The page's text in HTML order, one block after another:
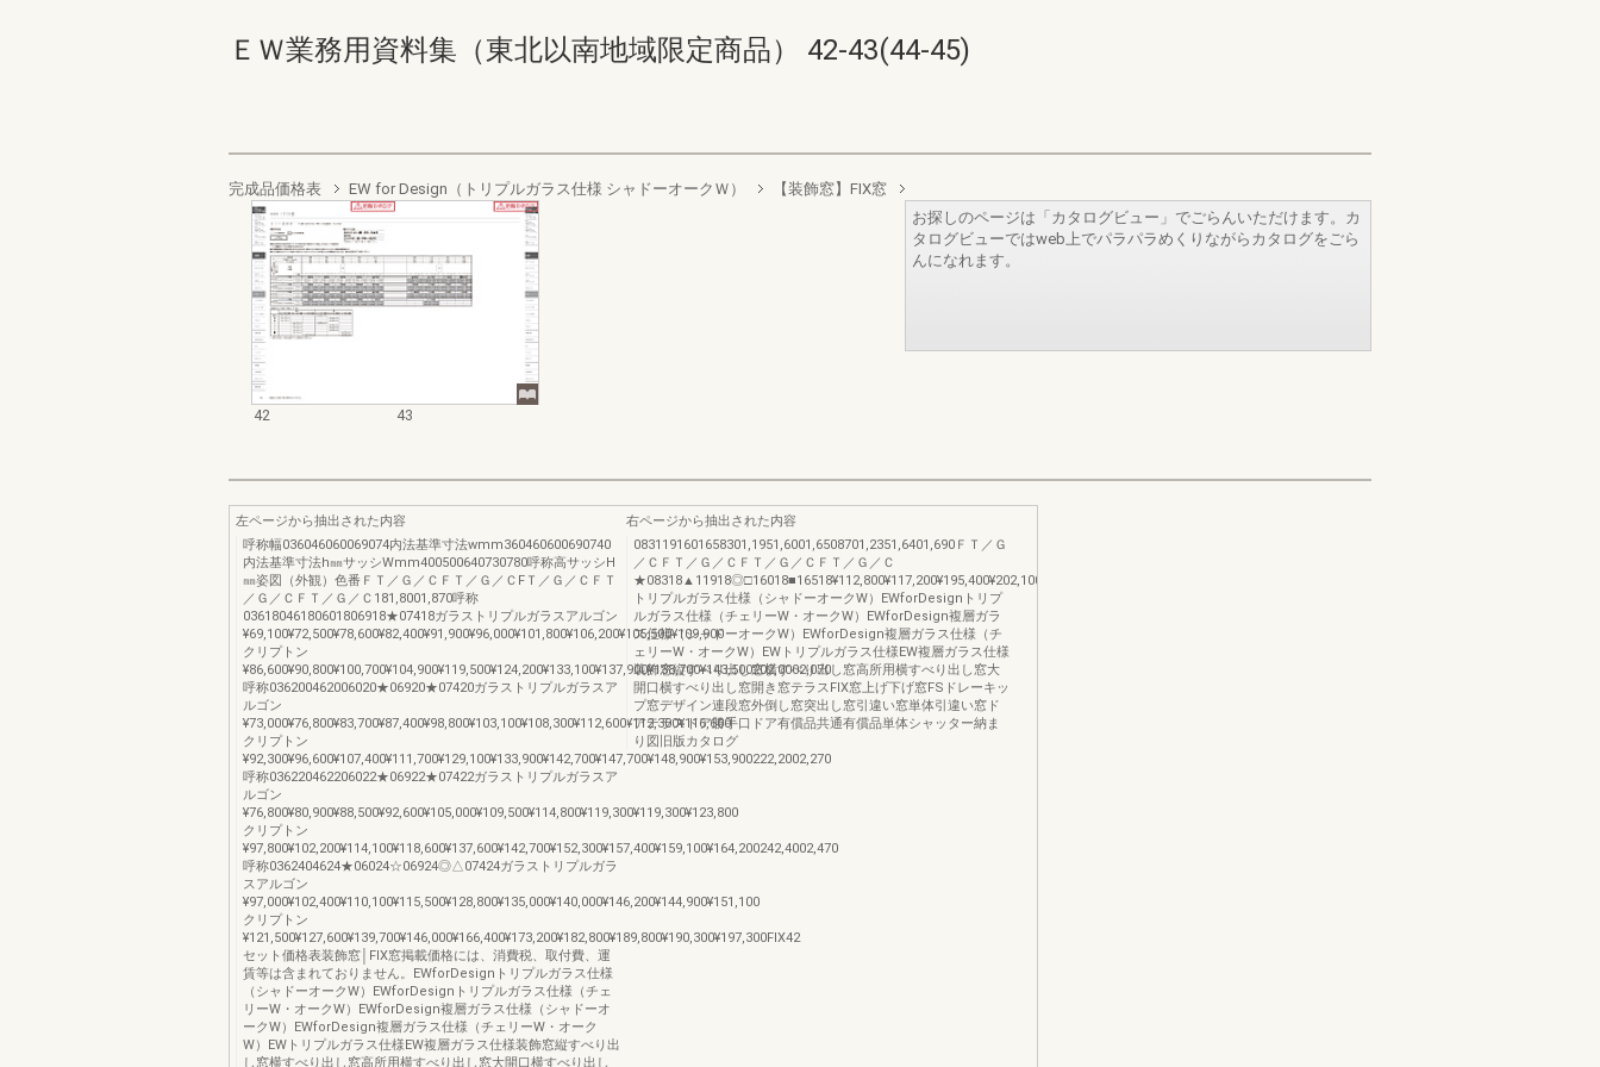
ＥＷ業務用資料集（東北以南地域限定商品） 42-43(44-45)
完成品価格表 EW for Design（トリプルガラス仕様 シャドーオークＷ） 【装飾窓】FIX窓
42 43
お探しのページは「カタログビュー」でごらんいただけます。カ
タログビューではweb上でパラパラめくりながらカタログをごら
んになれます。
左ページから抽出された内容
呼称幅036046060069074内法基準寸法wmm360460600690740
内法基準寸法h㎜サッシWmm400500640730780呼称高サッシH
㎜姿図（外観）色番ＦＴ／Ｇ／ＣＦＴ／Ｇ／ＣFＴ／Ｇ／ＣＦＴ
／Ｇ／ＣＦＴ／Ｇ／Ｃ181,8001,870呼称
03618046180601806918★07418ガラストリプルガラスアルゴン
¥69,100¥72,500¥78,600¥82,400¥91,900¥96,000¥101,800¥106,200¥105,500¥109,900
クリプトン
¥86,600¥90,800¥100,700¥104,900¥119,500¥124,200¥133,100¥137,900¥138,700¥143,500202,0002,070
呼称036200462006020★06920★07420ガラストリプルガラスア
ルゴン
¥73,000¥76,800¥83,700¥87,400¥98,800¥103,100¥108,300¥112,600¥112,300¥116,600
クリプトン
¥92,300¥96,600¥107,400¥111,700¥129,100¥133,900¥142,700¥147,700¥148,900¥153,900222,2002,270
呼称036220462206022★06922★07422ガラストリプルガラスア
ルゴン
¥76,800¥80,900¥88,500¥92,600¥105,000¥109,500¥114,800¥119,300¥119,300¥123,800
クリプトン
¥97,800¥102,200¥114,100¥118,600¥137,600¥142,700¥152,300¥157,400¥159,100¥164,200242,4002,470
呼称0362404624★06024☆06924◎△07424ガラストリプルガラ
スアルゴン
¥97,000¥102,400¥110,100¥115,500¥128,800¥135,000¥140,000¥146,200¥144,900¥151,100
クリプトン
¥121,500¥127,600¥139,700¥146,000¥166,400¥173,200¥182,800¥189,800¥190,300¥197,300FIX42
セット価格表装飾窓│FIX窓掲載価格には、消費税、取付費、運
賃等は含まれておりません。EWforDesignトリプルガラス仕様
（シャドーオークW）EWforDesignトリプルガラス仕様（チェ
リーW・オークW）EWforDesign複層ガラス仕様（シャドーオ
ークW）EWforDesign複層ガラス仕様（チェリーW・オーク
W）EWトリプルガラス仕様EW複層ガラス仕様装飾窓縦すべり出
し窓横すべり出し窓高所用横すべり出し窓大開口横すべり出し
右ページから抽出された内容
0831191601658301,1951,6001,6508701,2351,6401,690ＦＴ／Ｇ
／ＣＦＴ／Ｇ／ＣＦＴ／Ｇ／ＣＦＴ／Ｇ／Ｃ
トリプルガラス仕様（シャドーオークW）EWforDesignトリプ
ルガラス仕様（チェリーW・オークW）EWforDesign複層ガラ
ス仕様（シャドーオークW）EWforDesign複層ガラス仕様（チ
ェリーW・オークW）EWトリプルガラス仕様EW複層ガラス仕様
装飾窓縦すべり出し窓横すべり出し窓高所用横すべり出し窓大
開口横すべり出し窓開き窓テラスFIX窓上げ下げ窓FSドレーキッ
プ窓デザイン連段窓外倒し窓突出し窓引違い窓単体引違い窓ド
アテラスドア勝手口ドア有償品共通有償品単体シャッター納ま
り図旧版カタログ